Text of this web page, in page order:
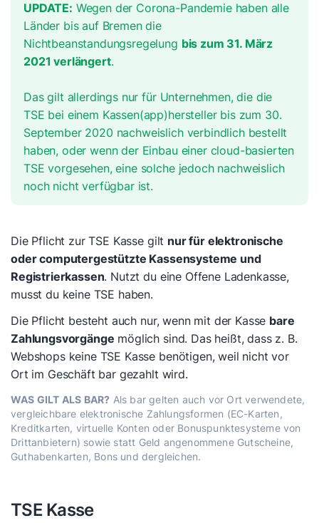
UPDATE: Wegen der Corona-Pandemie haben alle
Länder bis auf Bremen die
Nichtbeanstandungsregelung bis zum 31. März
2021 verlängert.
Das gilt allerdings nur für Unternehmen, die die
TSE bei einem Kassen(app)hersteller bis zum 30.
September 2020 nachweislich verbindlich bestellt
haben, oder wenn der Einbau einer cloud-basierten
TSE vorgesehen, eine solche jedoch nachweislich
noch nicht verfügbar ist.
Die Pflicht zur TSE Kasse gilt nur für elektronische
oder computergestützte Kassensysteme und
Registrierkassen. Nutzt du eine Offene Ladenkasse,
musst du keine TSE haben.
Die Pflicht besteht auch nur, wenn mit der Kasse bare
Zahlungsvorgänge möglich sind. Das heißt, dass z. B.
Webshops keine TSE Kasse benötigen, weil nicht vor
Ort im Geschäft bar gezahlt wird.
WAS GILT ALS BAR? Als bar gelten auch vor Ort verwendete,
vergleichbare elektronische Zahlungsformen (EC-Karten,
Kreditkarten, virtuelle Konten oder Bonuspunktesysteme von
Drittanbietern) sowie statt Geld angenommene Gutscheine,
Guthabenkarten, Bons und dergleichen.
TSE Kasse